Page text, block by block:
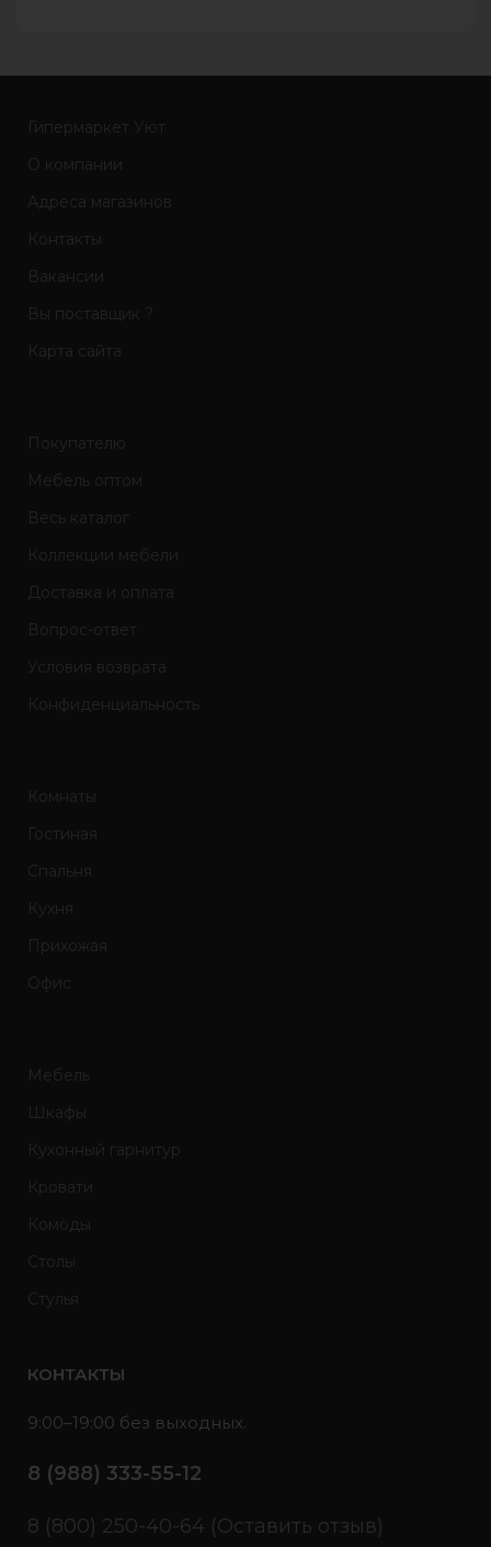
Гипермаркет Уют
О компании
Адреса магазинов
Контакты
Вакансии
Вы поставщик ?
Карта сайта
Покупателю
Мебель оптом
Весь каталог
Коллекции мебели
Доставка и оплата
Вопрос-ответ
Условия возврата
Конфиденциальность
Комнаты
Гостиная
Спальня
Кухня
Прихожая
Офис
Мебель
Шкафы
Кухонный гарнитур
Кровати
Комоды
Столы
Стулья
КОНТАКТЫ
9:00–19:00 без выходных.
8 (988) 333-55-12
8 (800) 250-40-64 (Оставить отзыв)